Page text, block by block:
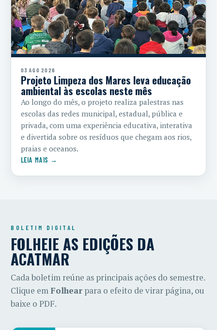
03 AGO 2026
Projeto Limpeza dos Mares leva educação
ambiental às escolas neste mês
Ao longo do mês, o projeto realiza palestras nas
escolas das redes municipal, estadual, pública e
privada, com uma experiência educativa, interativa
e divertida sobre os resíduos que chegam aos rios,
praias e oceanos.
LEIA MAIS →
BOLETIM DIGITAL
FOLHEIE AS EDIÇÕES DA
ACATMAR
Cada boletim reúne as principais ações do semestre.
Clique emFolhear para o efeito de virar página, ou
baixe o PDF.